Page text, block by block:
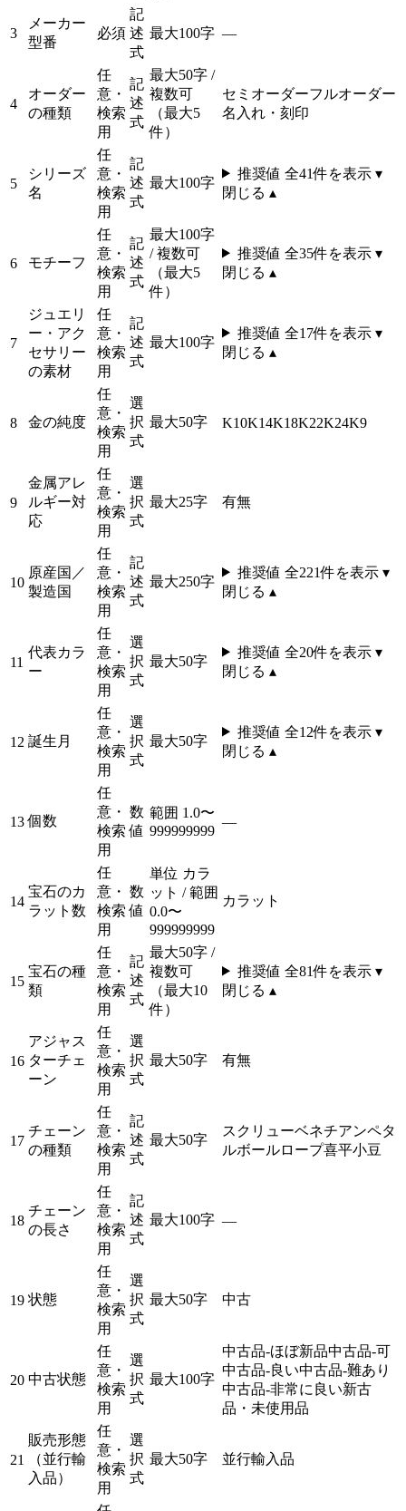
3
メーカー
型番
必須
記
述
式
最大100字 —
4
オーダー
の種類
任
意・
検索
用
記
述
式
最大50字 /
複数可
（最大5
件）
セミオーダーフルオーダー
名入れ・刻印
5
シリーズ
名
任
意・
検索
用
記
述
式
最大100字
推奨値 全41件を表示 ▾
閉じる ▴
6 モチーフ
任
意・
検索
用
記
述
式
最大100字
/ 複数可
（最大5
件）
推奨値 全35件を表示 ▾
閉じる ▴
7
ジュエリ
ー・アク
セサリー
の素材
任
意・
検索
用
記
述
式
最大100字
推奨値 全17件を表示 ▾
閉じる ▴
8 金の純度
任
意・
検索
用
選
択
式
最大50字 K10K14K18K22K24K9
9
金属アレ
ルギー対
応
任
意・
検索
用
選
択
式
最大25字 有無
10
原産国／
製造国
任
意・
検索
用
記
述
式
最大250字
推奨値 全221件を表示 ▾
閉じる ▴
11
代表カラ
ー
任
意・
検索
用
選
択
式
最大50字
推奨値 全20件を表示 ▾
閉じる ▴
12 誕生月
任
意・
検索
用
選
択
式
最大50字
推奨値 全12件を表示 ▾
閉じる ▴
13 個数
任
意・
検索
用
数
値
範囲 1.0〜
999999999
—
14
宝石のカ
ラット数
任
意・
検索
用
数
値
単位 カラ
ット / 範囲
0.0〜
999999999
カラット
15
宝石の種
類
任
意・
検索
用
記
述
式
最大50字 /
複数可
（最大10
件）
推奨値 全81件を表示 ▾
閉じる ▴
16
アジャス
ターチェ
ーン
任
意・
検索
用
選
択
式
最大50字 有無
17
チェーン
の種類
任
意・
検索
用
記
述
式
最大50字
スクリューベネチアンペタ
ルボールロープ喜平小豆
18
チェーン
の長さ
任
意・
検索
用
記
述
式
最大100字 —
19 状態
任
意・
検索
用
選
択
式
最大50字 中古
20 中古状態
任
意・
検索
用
選
択
式
最大100字
中古品-ほぼ新品中古品-可
中古品-良い中古品-難あり
中古品-非常に良い新古
品・未使用品
21
販売形態
（並行輸
入品）
任
意・
検索
用
選
択
式
最大50字 並行輸入品